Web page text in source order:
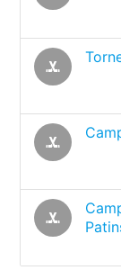
sports_hockey
sports_hockey
sports_hockey